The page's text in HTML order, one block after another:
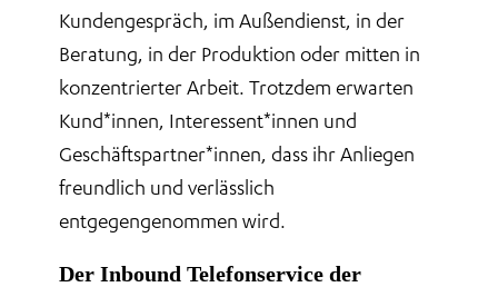
Kundengespräch, im Außendienst, in der
Beratung, in der Produktion oder mitten in
konzentrierter Arbeit. Trotzdem erwarten
Kund*innen, Interessent*innen und
Geschäftspartner*innen, dass ihr Anliegen
freundlich und verlässlich
entgegengenommen wird.
Der Inbound Telefonserviceder